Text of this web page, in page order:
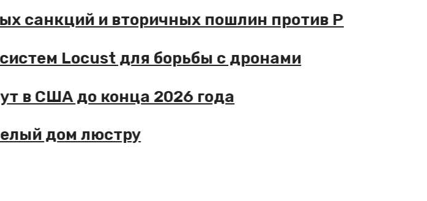
санкций и вторичных пошлин против РФ
Locust для борьбы с дронами
в США до конца 2026 года
дом люстру